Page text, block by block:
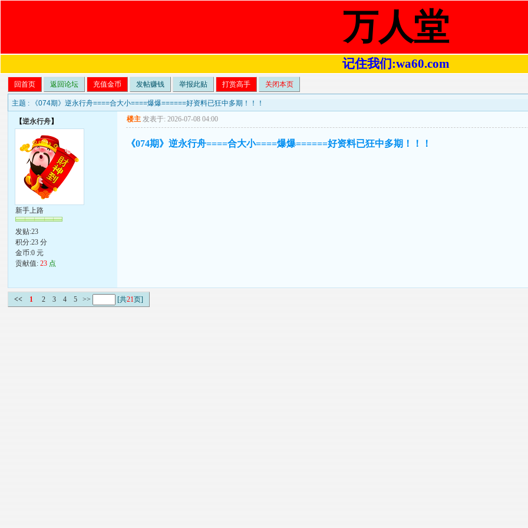
万人堂
记住我们:wa60.com
回首页 返回论坛 充值金币 发帖赚钱 举报此贴 打赏高手 关闭本页
主题 : 《074期》逆永行舟====合大小====爆爆======好资料已狂中多期！！！
【逆永行舟】
新手上路
发贴:23
积分:23 分
金币:0 元
贡献值:23 点
楼主 发表于: 2026-07-08 04:00
《074期》逆永行舟====合大小====爆爆======好资料已狂中多期！！！
<< 1 2 3 4 5 >> [共21页]